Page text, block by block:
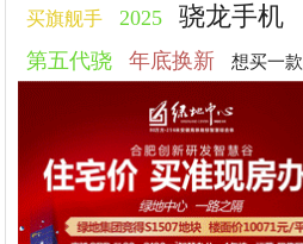
买旗舰手 2025 骁龙手机
第五代骁 年底换新 想买一款